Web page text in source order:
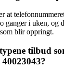
at
ganger i uken, og
blir oppringt.
tilbud